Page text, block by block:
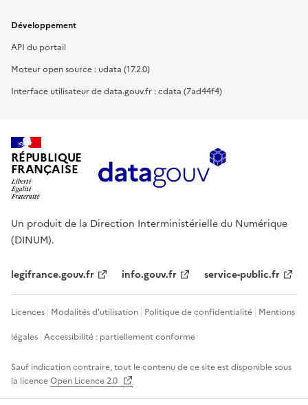
Développement
API du portail
Moteur open source : udata (17.2.0)
Interface utilisateur de data.gouv.fr : cdata (7ad44f4)
RÉPUBLIQUE
FRANÇAISE
Un produit de la Direction Interministérielle du Numérique
(DINUM).
legifrance.gouv.fr info.gouv.fr service-public.fr
Licences Modalités d'utilisation Politique de confidentialité Mentions
légales Accessibilité : partiellement conforme
Sauf indication contraire, tout le contenu de ce site est disponible sous
la licenceOpen Licence 2.0